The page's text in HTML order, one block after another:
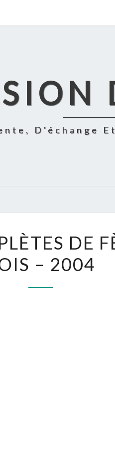
D'échange
COMPLÈTES
DE
FÈVES
DES
DE
– 2004